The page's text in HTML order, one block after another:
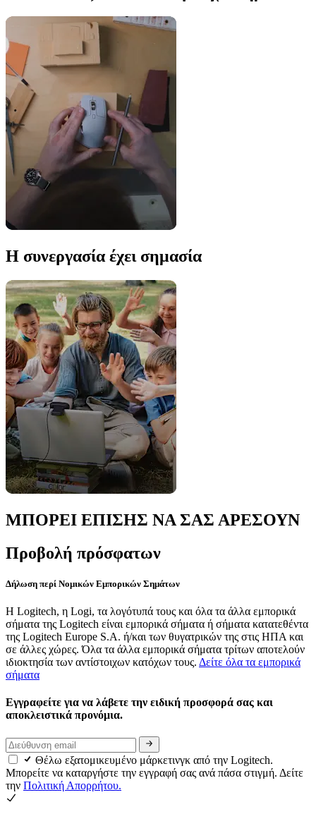
Η συνεργασία έχει σημασία
ΜΠΟΡΕΙ ΕΠΙΣΗΣ ΝΑ ΣΑΣ ΑΡΕΣΟΥΝ
Προβολή πρόσφατων
Δήλωση περί Νομικών Εμπορικών Σημάτων
Η Logitech, η Logi, τα λογότυπά τους και όλα τα άλλα εμπορικά
σήματα της Logitech είναι εμπορικά σήματα ή σήματα κατατεθέντα
της Logitech Europe S.A. ή/και των θυγατρικών της στις ΗΠΑ και
σε άλλες χώρες. Όλα τα άλλα εμπορικά σήματα τρίτων αποτελούν
ιδιοκτησία των αντίστοιχων κατόχων τους. Δείτε όλα τα εμπορικά
σήματα
Εγγραφείτε για να λάβετε την ειδική προσφορά σας και
αποκλειστικά προνόμια.
Θέλω εξατομικευμένο μάρκετινγκ από την Logitech.
Μπορείτε να καταργήστε την εγγραφή σας ανά πάσα στιγμή. Δείτε
την Πολιτική Απορρήτου.